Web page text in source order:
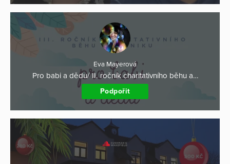
Eva Mayerová
Pro babi a dědu/ II. ročník charitativního běhu a…
Podpořit